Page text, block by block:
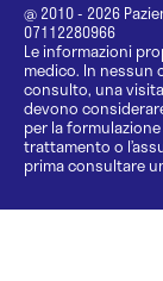
@ 2010 - 2026
07112280966
Le informazioni
medico. In
consulto, una
devono
per la
trattamento o
prima consultare